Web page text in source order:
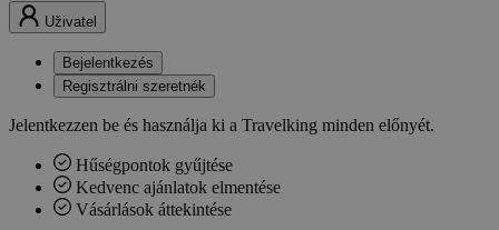
Uživatel
Bejelentkezés
Regisztrálni szeretnék
Jelentkezzen be és használja ki a Travelking minden előnyét.
Hűségpontok gyűjtése
Kedvenc ajánlatok elmentése
Vásárlások áttekintése